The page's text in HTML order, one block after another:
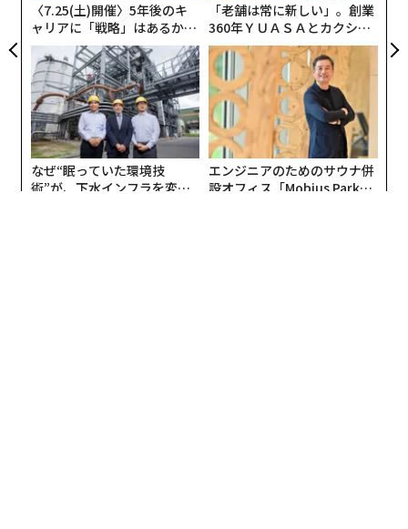
〈7.25(土)開催〉5年後のキ
ャリアに「戦略」はあるか。
トップエグゼクティブのキャ
リアに触れる1日│CAREER S
UMMIT 2026
「老舗は常に新しい」。創業
360年ＹＵＡＳＡとカクシン
CEO田尻望が語る、AIを超え
る人の価値
なぜ“眠っていた環境技
術”が、下水インフラを変え
エンジニアのためのサウナ併
設オフィス「Mobius Park」